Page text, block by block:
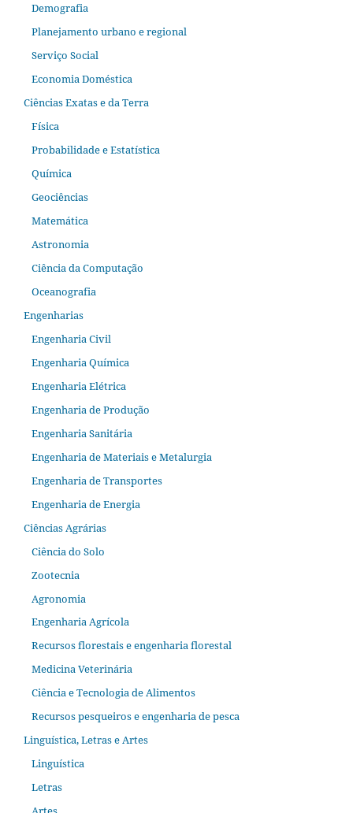
Demografia
Planejamento urbano e regional
Serviço Social
Economia Doméstica
Ciências Exatas e da Terra
Física
Probabilidade e Estatística
Química
Geociências
Matemática
Astronomia
Ciência da Computação
Oceanografia
Engenharias
Engenharia Civil
Engenharia Química
Engenharia Elétrica
Engenharia de Produção
Engenharia Sanitária
Engenharia de Materiais e Metalurgia
Engenharia de Transportes
Engenharia de Energia
Ciências Agrárias
Ciência do Solo
Zootecnia
Agronomia
Engenharia Agrícola
Recursos florestais e engenharia florestal
Medicina Veterinária
Ciência e Tecnologia de Alimentos
Recursos pesqueiros e engenharia de pesca
Linguística, Letras e Artes
Linguística
Letras